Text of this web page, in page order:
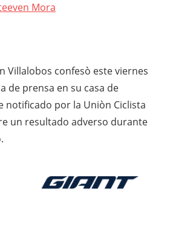
Mora
Villalobos confesò este viernes
de prensa en su casa de
notificado por la Uniòn Ciclista
un resultado adverso durante